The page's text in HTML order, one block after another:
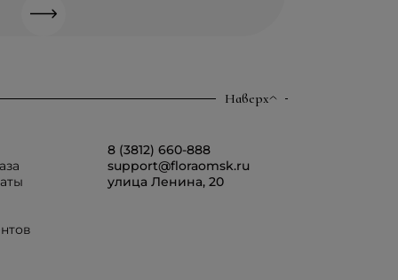
Наверх
8 (3812) 660-888
support@floraomsk.ru
улица Ленина, 20